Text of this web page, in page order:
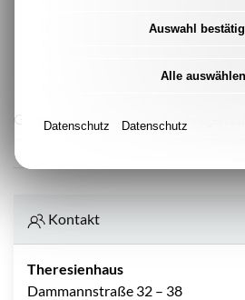
gemeinsame Freizeitgestaltung
Unterstützung bei der Suche
Gerne stehen wir Ihnen bei Fragen
Kontakt
Theresienhaus
Dammannstraße 32 – 38
Auswahl
Alle auswählen
Datenschutz Datenschutz